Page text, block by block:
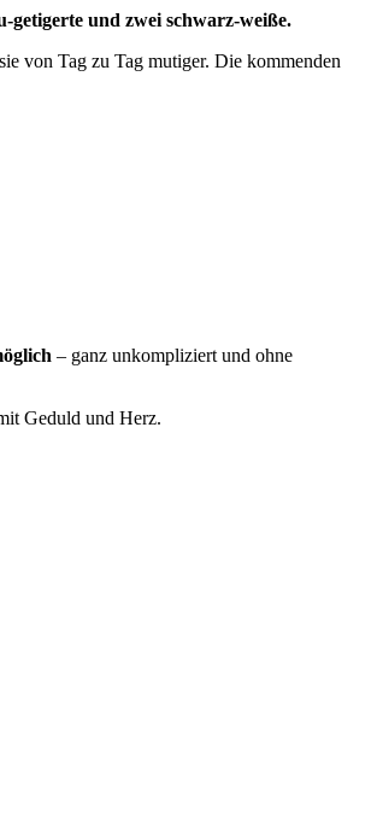
und zwei schwarz-weiße.
von Tag zu Tag mutiger. Die kommenden
– ganz unkompliziert und ohne
Geduld und Herz.